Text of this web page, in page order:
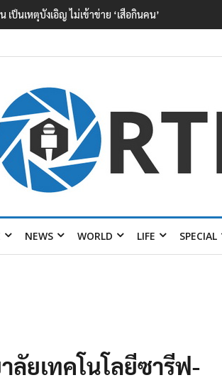
แดน
NEWS WORLD LIFE SPECIAL
ลัยเทคโนโลยีซารีฟ-